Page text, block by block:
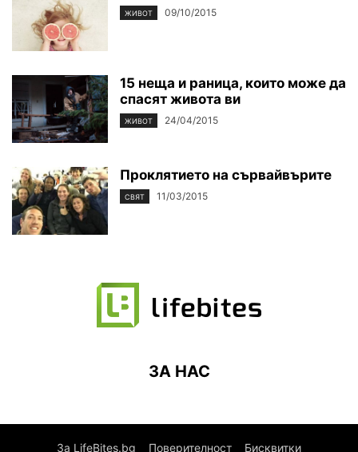
ЖИВОТ 09/10/2015
15 неща и раница, които може да
спасят живота ви
ЖИВОТ 24/04/2015
Проклятието на сървайвърите
СВЯТ 11/03/2015
ЗА НАС
За LifeBites.bg Поверителност Бисквитки